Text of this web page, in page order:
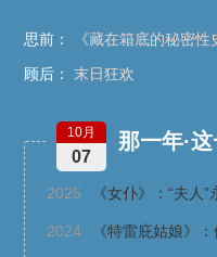
思前：
《藏在箱底的秘密
顾后：
末日狂欢
那一年·
10月
07
2025 《女仆》：“夫人
2024 《特雷庇姑娘》